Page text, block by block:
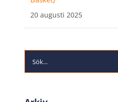
20 augusti 2025
Sök
efter: